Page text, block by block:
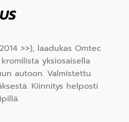
>>), laadukas Omtec
yksiosaisella
autoon. Valmistettu
Kiinnitys helposti